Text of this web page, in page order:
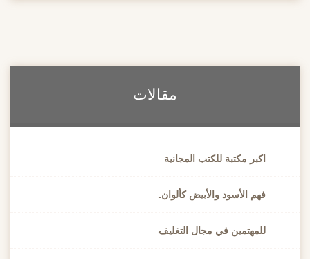
مقالات
اكبر مكتبة للكتب المجانية
فهم الأسود والأبيض كألوان.
للمهتمين في مجال التغليف